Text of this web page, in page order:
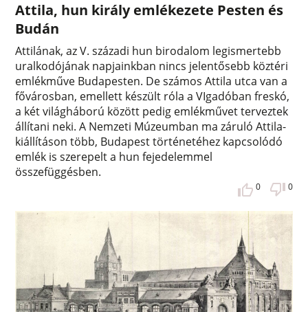
Attila, hun király emlékezete Pesten és
Budán
Attilának, az V. századi hun birodalom legismertebb
uralkodójának napjainkban nincs jelentősebb köztéri
emlékműve Budapesten. De számos Attila utca van a
fővárosban, emellett készült róla a VIgadóban freskó,
a két világháború között pedig emlékművet terveztek
állítani neki. A Nemzeti Múzeumban ma záruló Attila-
kiállításon több, Budapest történetéhez kapcsolódó
emlék is szerepelt a hun fejedelemmel
összefüggésben.
0 0